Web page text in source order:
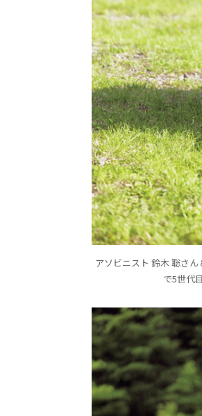
アソビニスト 鈴木 聡さ
で5世代